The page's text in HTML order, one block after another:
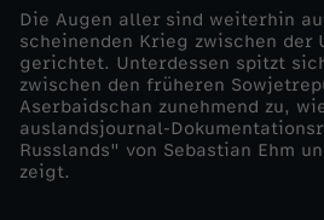
t
e
n
Die Augen aller sind weiterhin
scheinenden Krieg zwischen der
gerichtet. Unterdessen spitzt
zwischen den früheren
Aserbaidschan zunehmend zu,
auslandsjournal-
Russlands" von Sebastian Ehm
zeigt.